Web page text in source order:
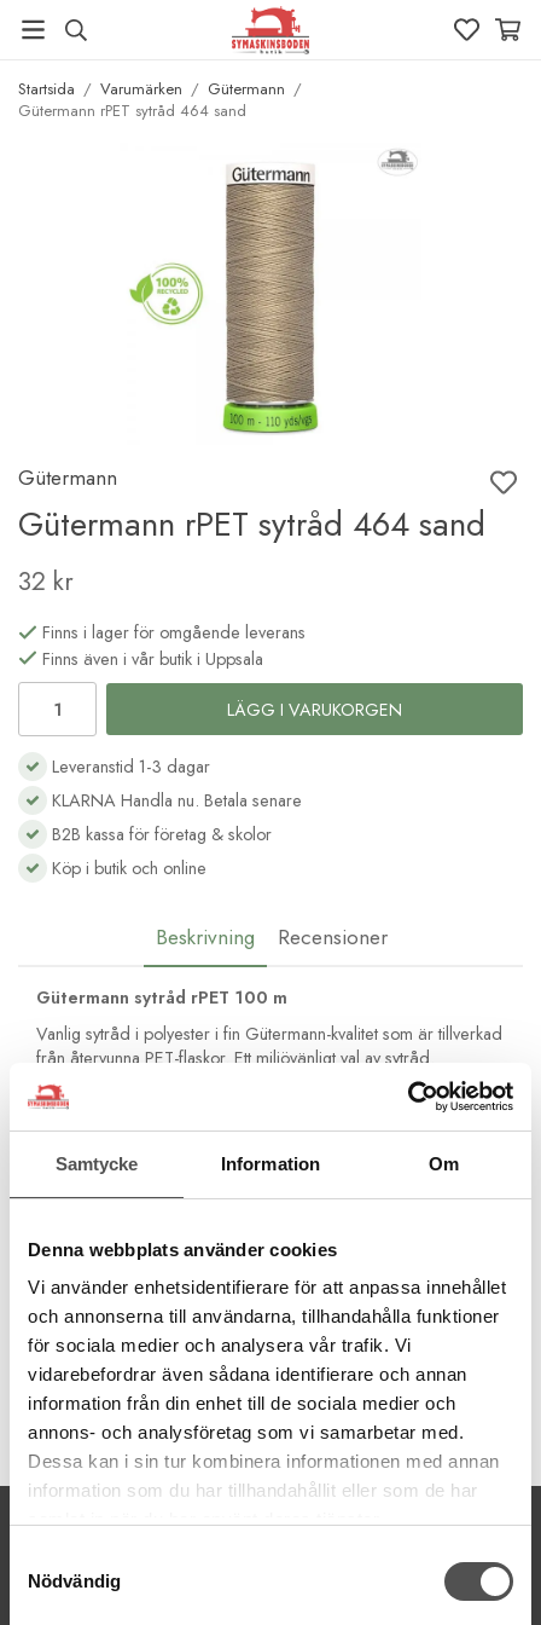
Samtycke Information Om
Denna webbplats använder cookies
Vi använder enhetsidentifierare för att anpassa innehållet
och annonserna till användarna, tillhandahålla funktioner
för sociala medier och analysera vår trafik. Vi
vidarebefordrar även sådana identifierare och annan
information från din enhet till de sociala medier och
annons- och analysföretag som vi samarbetar med.
Dessa kan i sin tur kombinera informationen med annan
information som du har tillhandahållit eller som de har
Nödvändig
Startsida / Varumärken / Gütermann /
Gütermann rPET sytråd 464 sand
Gütermann
Gütermann rPET sytråd 464 sand
32 kr
Finns i lager för omgående leverans
Finns även i vår butik i Uppsala
LÄGG I VARUKORGEN
Leveranstid 1-3 dagar
KLARNA Handla nu. Betala senare
B2B kassa för företag & skolor
Köp i butik och online
Beskrivning Recensioner
Gütermann sytråd rPET 100 m
Vanlig sytråd i polyester i fin Gütermann-kvalitet som är tillverkad
från återvunna PET-flaskor. Ett miljövänligt val av sytråd.
Tillverkad i Tyskland
Dammfri
Hållbar och stark
Trådmängd 100 meter
Tvättbar95 °C
Artikelnummer:
723860-464
KONTAKTA OSS
Mailsvar inom 24 timmar